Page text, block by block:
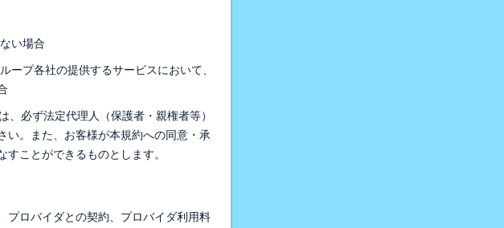
い場合
ープ各社の提供するサービスにおいて、
必ず法定代理人（保護者・親権者等）
い。また、お客様が本規約への同意・承
ことができるものとします。
プロバイダとの契約、プロバイダ利用料